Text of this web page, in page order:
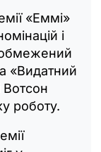
«Еммі»
і
обмежений
«Видатний
Вотсон
роботу.